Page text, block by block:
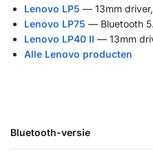
Lenovo LP5 — 13mm
Lenovo LP75 — Bluetooth
Lenovo LP40 II — 13mm
Alle Lenovo producten
Bluetooth-versie